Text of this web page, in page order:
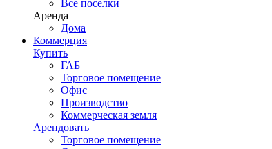
Все поселки
Аренда
Дома
Коммерция
Купить
ГАБ
Торговое помещение
Офис
Производство
Коммерческая земля
Арендовать
Торговое помещение